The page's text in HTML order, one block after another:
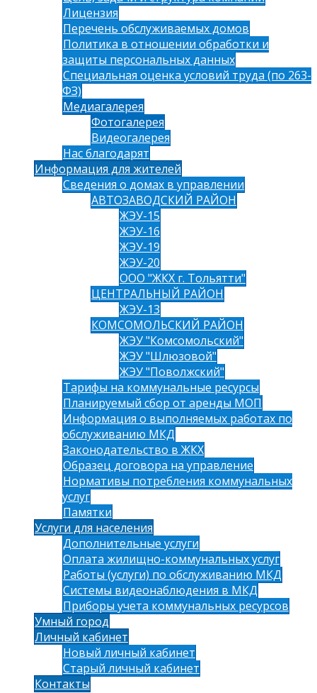
Лицензия
Перечень обслуживаемых домов
Политика в отношении обработки и
защиты персональных данных
Специальная оценка условий труда (по 263-
ФЗ)
Медиагалерея
Фотогалерея
Видеогалерея
Нас благодарят
Информация для жителей
Сведения о домах в управлении
АВТОЗАВОДСКИЙ РАЙОН
ЖЭУ-15
ЖЭУ-16
ЖЭУ-19
ЖЭУ-20
ООО "ЖКХ г. Тольятти"
ЦЕНТРАЛЬНЫЙ РАЙОН
ЖЭУ-13
КОМСОМОЛЬСКИЙ РАЙОН
ЖЭУ "Комсомольский"
ЖЭУ "Шлюзовой"
ЖЭУ "Поволжский"
Тарифы на коммунальные ресурсы
Планируемый сбор от аренды МОП
Информация о выполняемых работах по
обслуживанию МКД
Законодательство в ЖКХ
Образец договора на управление
Нормативы потребления коммунальных
услуг
Памятки
Услуги для населения
Дополнительные услуги
Оплата жилищно-коммунальных услуг
Работы (услуги) по обслуживанию МКД
Системы видеонаблюдения в МКД
Приборы учета коммунальных ресурсов
Умный город
Личный кабинет
Новый личный кабинет
Старый личный кабинет
Контакты